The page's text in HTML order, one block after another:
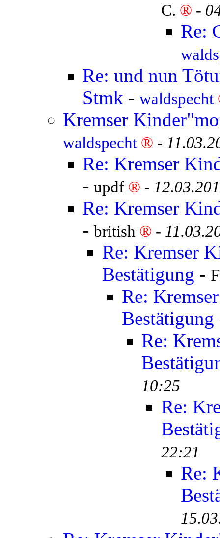
C. ® -
Re:
Re: und nun
Stmk - waldspecht
Kremser
waldspecht ® -
Re: Kremser
- updf ® -
Re: Kremser
- british ® -
Re: Kremser
Bestätigung -
Re:
Bestätigung
Re:
10:25
Re:
22:21
Re: